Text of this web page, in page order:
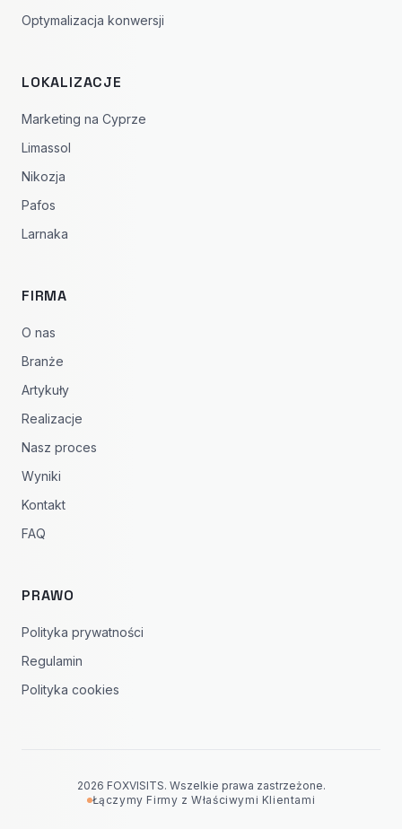
Optymalizacja konwersji
LOKALIZACJE
Marketing na Cyprze
Limassol
Nikozja
Pafos
Larnaka
FIRMA
O nas
Branże
Artykuły
Realizacje
Nasz proces
Wyniki
Kontakt
FAQ
PRAWO
Polityka prywatności
Regulamin
Polityka cookies
2026 FOXVISITS. Wszelkie prawa zastrzeżone.
Łączymy Firmy z Właściwymi Klientami